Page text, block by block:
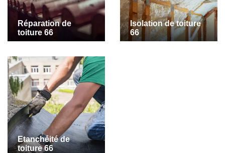
Réparation de
toiture 66
Isolation de toiture
66
Etanchéité de
toiture 66